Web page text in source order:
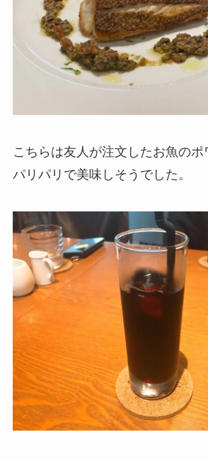
こちらは友人が注文したお魚のポ
パリパリで美味しそうでした。